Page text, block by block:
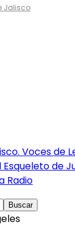
Jalisco
Voces de
Esqueleto de
Radio